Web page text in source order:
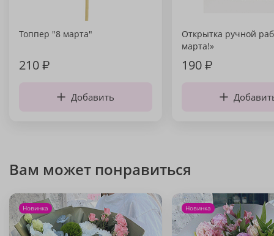
Топпер "8 марта"
210₽
Добавить
Открытка ручной
марта!»
190₽
Вам может понравиться
Новинка Новинка